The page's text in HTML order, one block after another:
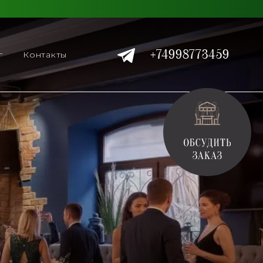
Контакты +74998773459